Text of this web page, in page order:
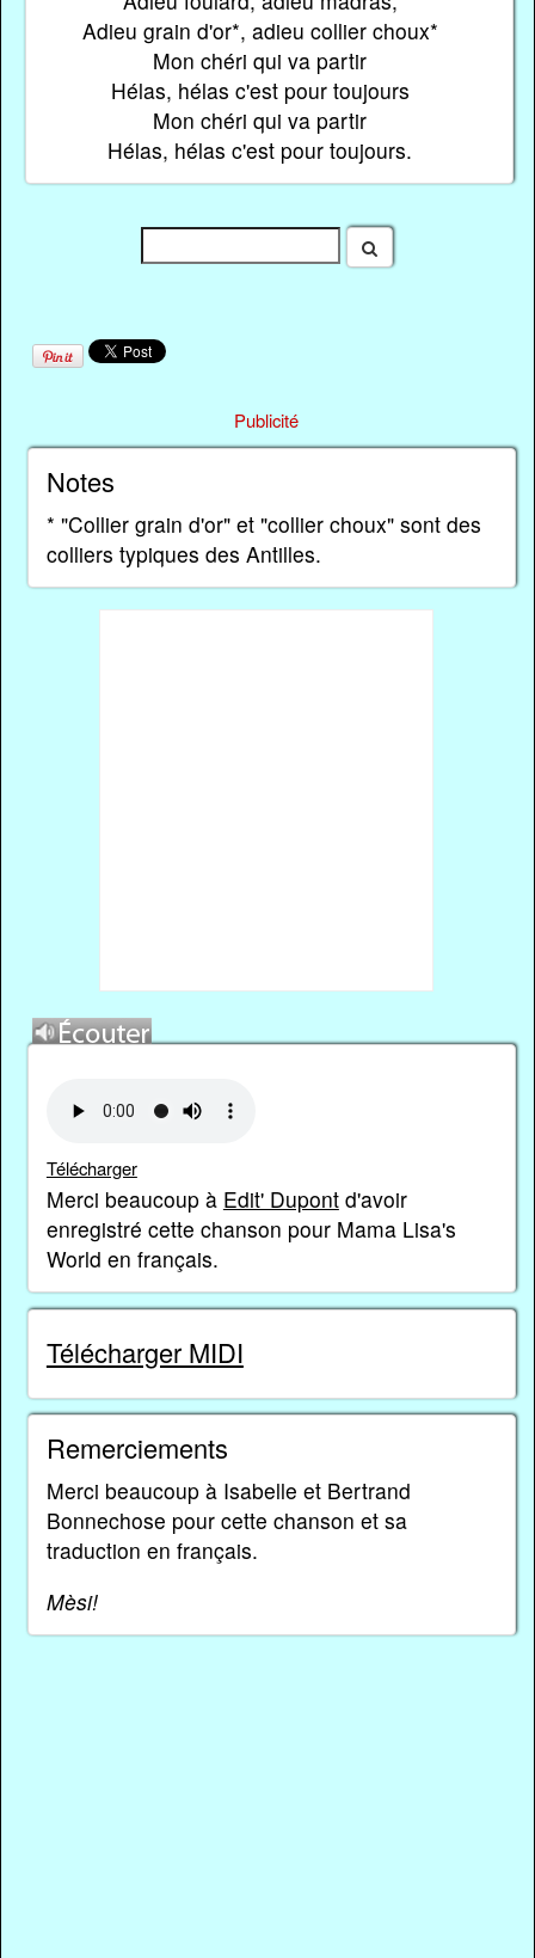
Adieu grain d'or*, adieu collier choux*
Mon chéri qui va partir
Hélas, hélas c'est pour toujours
Mon chéri qui va partir
Hélas, hélas c'est pour toujours.
Publicité
Notes
* "Collier grain d'or" et "collier choux" sont des
colliers typiques des Antilles.
Télécharger
Merci beaucoup à Edit' Dupontd'avoir
enregistré cette chanson pour Mama Lisa's
World en français.
Télécharger MIDI
Remerciements
Merci beaucoup à Isabelle et Bertrand
Bonnechose pour cette chanson et sa
traduction en français.
Mèsi!